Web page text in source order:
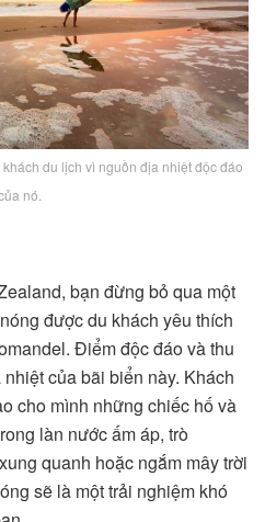
du lịch vì nguồn địa nhiệt độc đáo
nó.
bạn đừng bỏ qua một
được du khách yêu thích
Điểm độc đáo và thu
của bãi biển này. Khách
cho mình những chiếc hố và
làn nước ấm áp, trò
quanh hoặc ngắm mây trời
sẽ là một trải nghiệm khó